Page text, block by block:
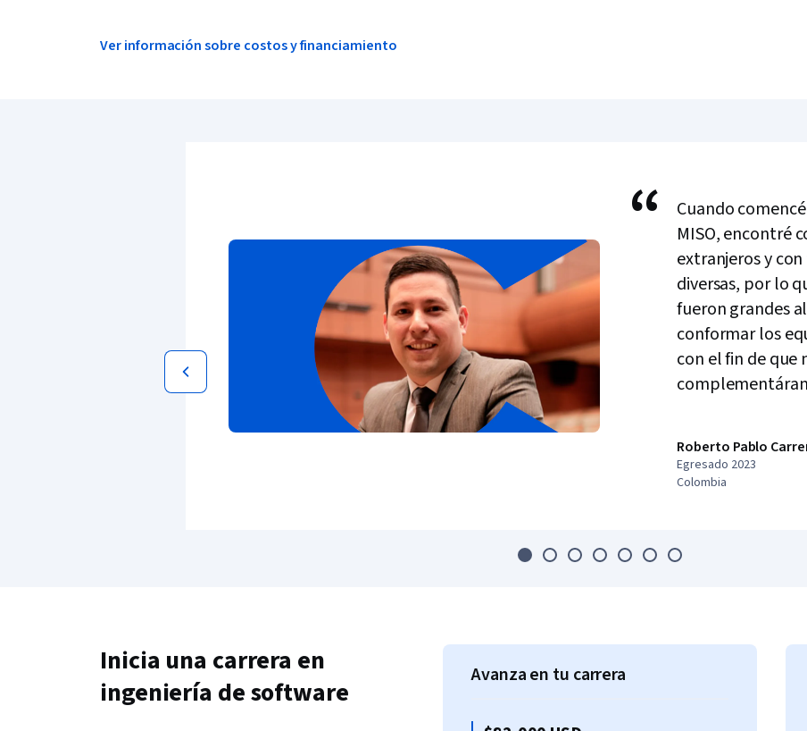
Ver información sobre costos y financiamiento
“
Cuando
MISO, encontré
extranjeros y
diversas, por lo
fueron grandes
conformar los
con el fin de que
Roberto Pablo
Egresado 2023
Colombia
Inicia una carrera en
ingeniería de software
Avanza en tu carrera